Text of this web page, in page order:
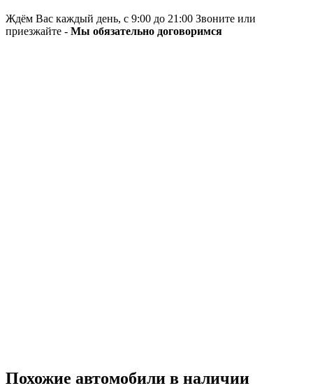
Ждём Вас каждый день, с 9:00 до 21:00 Звоните или
приезжайте - Мы обязательно договоримся
Похожие автомобили в наличии